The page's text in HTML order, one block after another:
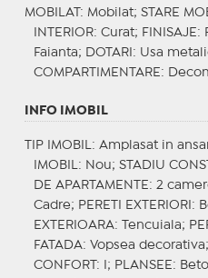
MOBILAT : Mobilat; STARE
INTERIOR: Curat; FINISAJE :
Faianta;
DOTARI : Usa
COMPARTIMENTARE :
INFO IMOBIL
TIP IMOBIL : Amplasat in
IMOBIL : Nou; STADIU
DE APARTAMENTE : 2
Cadre; PERETI EXTERIORI :
EXTERIOARA: Tencuiala;
FATADA: Vopsea decorativa;
CONFORT : I; PLANSEE :